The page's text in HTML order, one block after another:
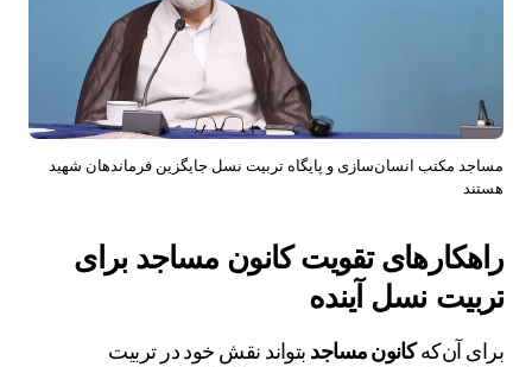
مساجد مکتب انسان‌سازی و پایگاه تربیت نسل جایگزین فرماندهان شهید
هستند
راهکارهای تقویت کانون مساجد برای
تربیت نسل آینده
برای آن‌کهکانون مساجد بتواند نقش خود در تربیت